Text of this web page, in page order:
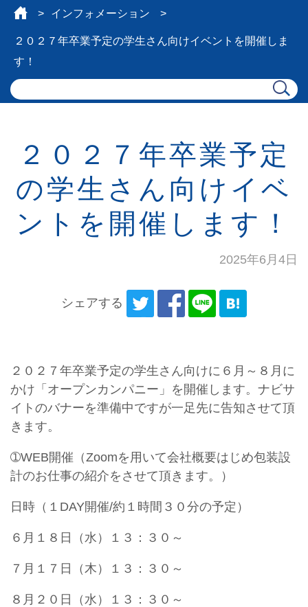
インフォメーション
２０２７年卒業予定の学生さん向けイベントを開催しま
す！
２０２７年卒業予定
の学生さん向けイベ
ントを開催します！
2025年6月4日
シェアする
２０２７年卒業予定の学生さん向けに６月～８月に
かけ「オープンカンパニー」を開催します。ナビサ
イトのバナーを準備中ですが一足先に告知させて頂
きます。
➀WEB開催（Zoomを用いて会社概要はじめ包装設
計のお仕事の紹介をさせて頂きます。）
日時（１DAY開催/約１時間３０分の予定）
６月１８日（水）１３：３０～
７月１７日（木）１３：３０～
８月２０日（水）１３：３０～